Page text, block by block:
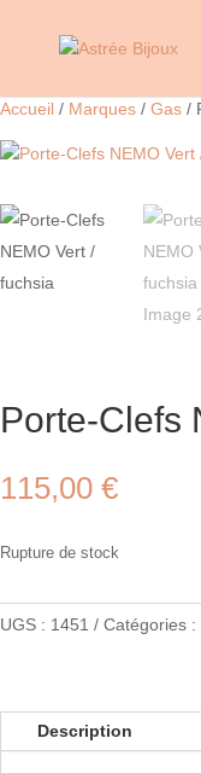
Accueil / Marques / Gas /
Porte-Clefs
115,00 €
Rupture de stock
UGS : 1451 Catégories :
Description